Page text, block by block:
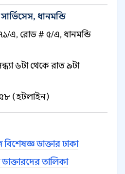
ধানমন্ডি
এ, রোড # ৫/এ, ধানমন্ডি
৬টা থেকে রাত ৯টা
(হটলাইন)
ডাক্তার ঢাকা
তালিকা